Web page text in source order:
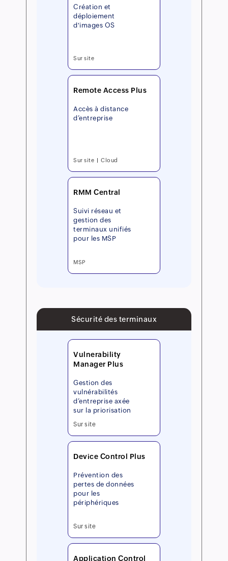
Création et
déploiement
d'images OS
Sur site
Remote Access Plus
Accès à distance
d’entreprise
Sur site Cloud
RMM Central
Suivi réseau et
gestion des
terminaux unifiés
pour les MSP
MSP
Sécurité des terminaux
Vulnerability
Manager Plus
Gestion des
vulnérabilités
d’entreprise axée
sur la priorisation
Sur site
Device Control Plus
Prévention des
pertes de données
pour les
périphériques
Sur site
Application Control